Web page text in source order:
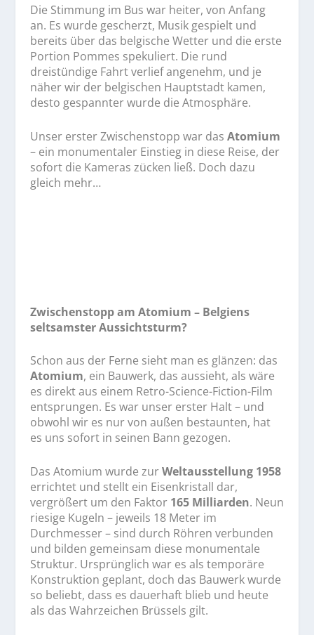
Die Stimmung im Bus war heiter, von Anfang
an. Es wurde gescherzt, Musik gespielt und
bereits über das belgische Wetter und die erste
Portion Pommes spekuliert. Die rund
dreistündige Fahrt verlief angenehm, und je
näher wir der belgischen Hauptstadt kamen,
desto gespannter wurde die Atmosphäre.
Unser erster Zwischenstopp war das Atomium
– ein monumentaler Einstieg in diese Reise, der
sofort die Kameras zücken ließ. Doch dazu
gleich mehr…
Zwischenstopp am Atomium – Belgiens
seltsamster Aussichtsturm?
Schon aus der Ferne sieht man es glänzen: das
Atomium, ein Bauwerk, das aussieht, als wäre
es direkt aus einem Retro-Science-Fiction-Film
entsprungen. Es war unser erster Halt – und
obwohl wir es nur von außen bestaunten, hat
es uns sofort in seinen Bann gezogen.
Das Atomium wurde zurWeltausstellung 1958
errichtet und stellt ein Eisenkristall dar,
vergrößert um den Faktor 165 Milliarden. Neun
riesige Kugeln – jeweils 18 Meter im
Durchmesser – sind durch Röhren verbunden
und bilden gemeinsam diese monumentale
Struktur. Ursprünglich war es als temporäre
Konstruktion geplant, doch das Bauwerk wurde
so beliebt, dass es dauerhaft blieb und heute
als das Wahrzeichen Brüssels gilt.